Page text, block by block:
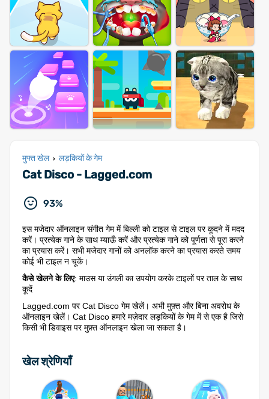
मुफ्त खेल › लड़कियों के गेम
Cat Disco - Lagged.com
93%
इस मजेदार ऑनलाइन संगीत गेम में बिल्ली को टाइल से टाइल पर कूदने में मदद
करें। प्रत्येक गाने के साथ म्याऊँ करें और प्रत्येक गाने को पूर्णता से पूरा करने
का प्रयास करें। सभी मजेदार गानों को अनलॉक करने का प्रयास करते समय
कोई भी टाइल न चूकें।
कैसे खेलने के लिए: माउस या उंगली का उपयोग करके टाइलों पर ताल के साथ
कूदें
Lagged.com पर Cat Disco गेम खेलें। अभी मुफ़्त और बिना अवरोध के
ऑनलाइन खेलें। Cat Disco हमारे मज़ेदार लड़कियों के गेम में से एक है जिसे
किसी भी डिवाइस पर मुफ़्त ऑनलाइन खेला जा सकता है।
खेल श्रेणियाँ